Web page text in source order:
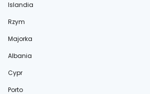
Islandia
Rzym
Majorka
Albania
Cypr
Porto